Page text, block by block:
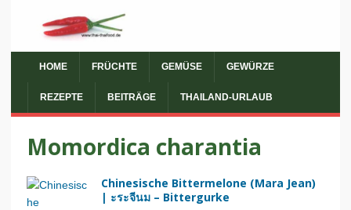
HOME FRÜCHTE GEMÜSE GEWÜRZE
REZEPTE BEITRÄGE THAILAND-URLAUB
Momordica charantia
Chinesische Bittermelone (Mara Jean)
| ะระจีนม – Bittergurke